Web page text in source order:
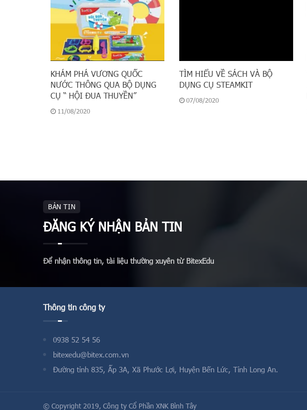
KHÁM PHÁ VƯƠNG QUỐC
NƯỚC THÔNG QUA BỘ DỤNG
CỤ “ HỘI ĐUA THUYỀN”
11/08/2020
TÌM HIỂU VỀ SÁCH VÀ BỘ
DỤNG CỤ STEAMKIT
07/08/2020
BẢN TIN
ĐĂNG KÝ NHẬN BẢN TIN
Để nhận thông tin, tài liệu thường xuyên từ BitexEdu
Thông tin công ty
0938 52 54 56
bitexedu@bitex.com.vn
Đường tỉnh 835, Ấp 3A, Xã Phước Lợi, Huyện Bến Lức, Tỉnh Long An.
© Copyright 2019, Công ty Cổ Phần XNK Bình Tây